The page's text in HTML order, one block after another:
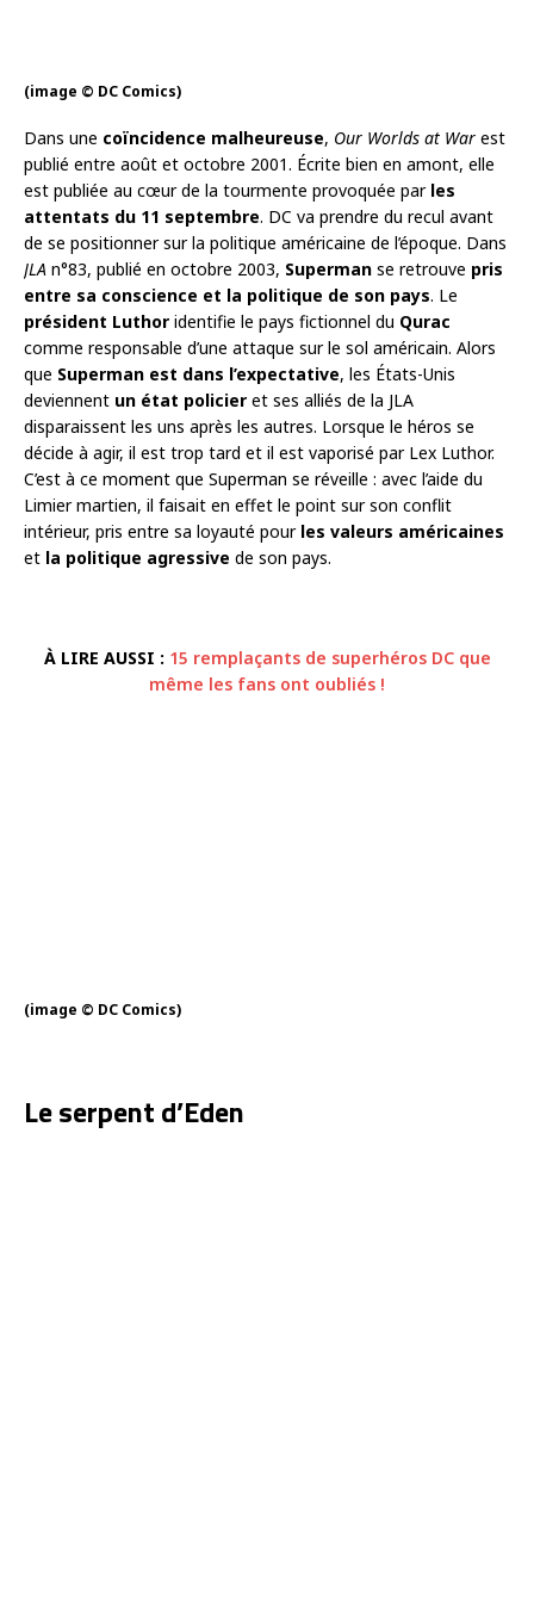
(image © DC Comics)
Dans une coïncidence malheureuse, Our Worlds at War est
publié entre août et octobre 2001. Écrite bien en amont, elle
est publiée au cœur de la tourmente provoquée par les
attentats du 11 septembre. DC va prendre du recul avant
de se positionner sur la politique américaine de l’époque. Dans
JLA n°83, publié en octobre 2003, Superman se retrouve pris
entre sa conscience et la politique de son pays. Le
président Luthor identifie le pays fictionnel du Qurac
comme responsable d’une attaque sur le sol américain. Alors
que Superman est dans l’expectative, les États-Unis
deviennent un état policier et ses alliés de la JLA
disparaissent les uns après les autres. Lorsque le héros se
décide à agir, il est trop tard et il est vaporisé par Lex Luthor.
C’est à ce moment que Superman se réveille : avec l’aide du
Limier martien, il faisait en effet le point sur son conflit
intérieur, pris entre sa loyauté pour les valeurs américaines
et la politique agressive de son pays.
À LIRE AUSSI : 15 remplaçants de superhéros DC que
même les fans ont oubliés !
(image © DC Comics)
Le serpent d’Eden